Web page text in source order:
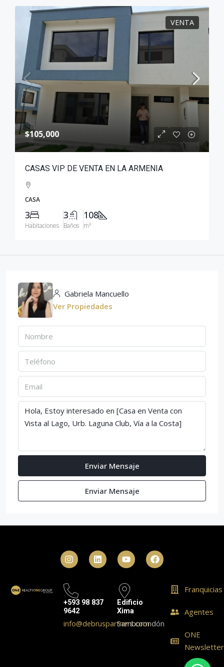
VENTA
$105,000
CASAS VIP DE VENTA EN LA ARMENIA
CASA
3
Habitaciones
3
Baños
108
m²
Gabriela Mancuello
Ver Propiedades
Enviar Mensaje
Enviar Mensaje
+593 98 837
9642
info@debruspartners.com
Edificio
Xima
Samborondón
Franquicias
Agentes
ONE
Newsletter